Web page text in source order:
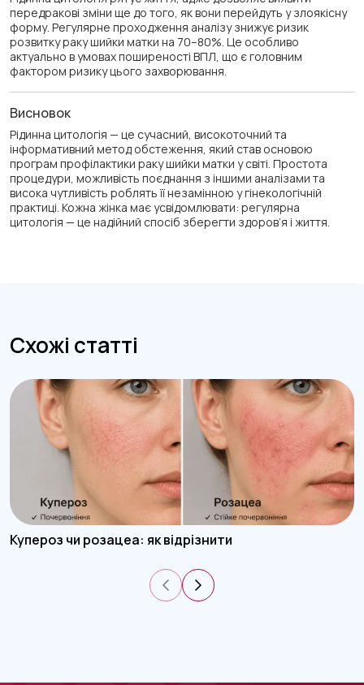
передракові зміни ще до того, як вони перейдуть у злоякісну
форму. Регулярне проходження аналізу знижує ризик
розвитку раку шийки матки на 70–80%. Це особливо
актуально в умовах поширеності ВПЛ, що є головним
фактором ризику цього захворювання.
Висновок
Рідинна цитологія — це сучасний, високоточний та
інформативний метод обстеження, який став основою
програм профілактики раку шийки матки у світі. Простота
процедури, можливість поєднання з іншими аналізами та
висока чутливість роблять її незамінною у гінекологічній
практиці. Кожна жінка має усвідомлювати: регулярна
цитологія — це надійний спосіб зберегти здоров’я і життя.
Схожі статті
Купероз чи розацеа: як відрізнити